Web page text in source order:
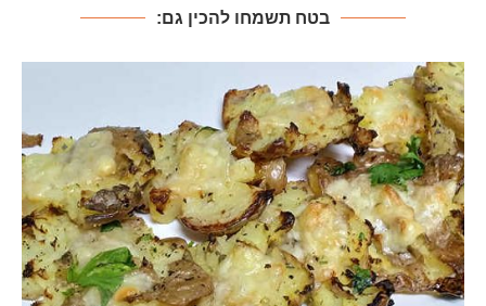
בטח תשמחו להכין גם: